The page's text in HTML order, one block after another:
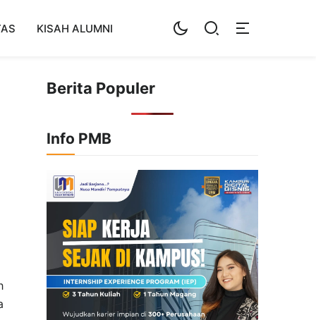
KISAH ALUMNI
Berita Populer
Info PMB